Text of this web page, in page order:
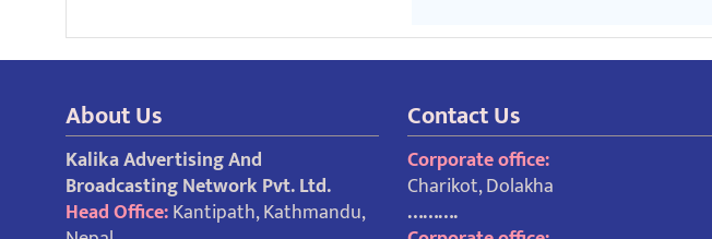
About Us
Kalika Advertising And
Broadcasting Network Pvt. Ltd.
Head Office:Kantipath, Kathmandu,
Contact Us
Corporate office:
Charikot, Dolakha
……….